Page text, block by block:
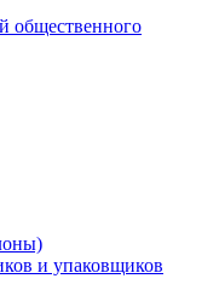
общественного
и упаковщиков